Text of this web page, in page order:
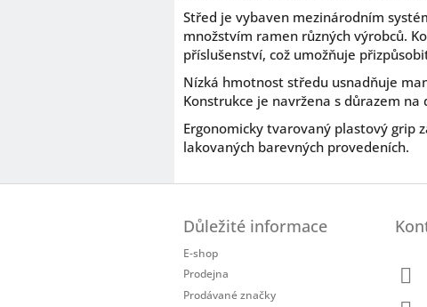
Střed je vybaven mezinárodním
množstvím ramen různých výrobců.
příslušenství, což umožňuje
Nízká hmotnost středu usnadňuje
Konstrukce je navržena s důrazem
Ergonomicky tvarovaný plastový grip
lakovaných barevných provedeních.
Důležité informace
E-shop
Prodejna
Prodávané značky